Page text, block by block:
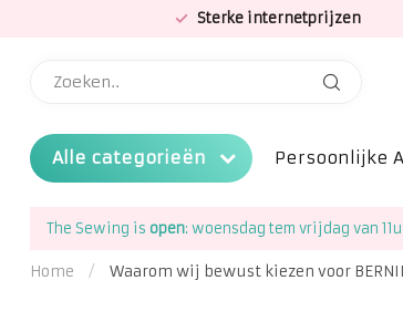
Sterke internetprijzen
Alle categorieën Persoonlijke
The Sewing is open: woensdag tem vrijdag van
Home / Waarom wij bewust kiezen voor